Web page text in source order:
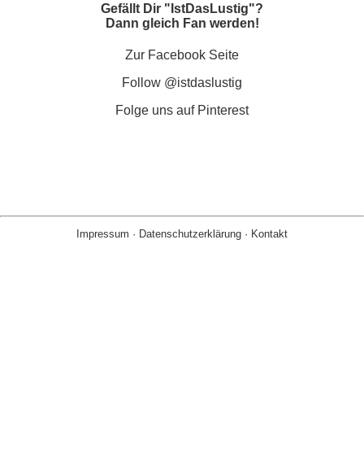
Gefällt Dir "IstDasLustig"?
Dann gleich Fan werden!
Zur Facebook Seite
Follow @istdaslustig
Folge uns auf Pinterest
Impressum · Datenschutzerklärung · Kontakt